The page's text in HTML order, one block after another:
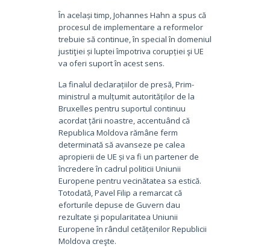
În același timp, Johannes Hahn a spus că
procesul de implementare a reformelor
trebuie să continue, în special în domeniul
justiţiei și luptei împotriva corupției şi UE
va oferi suport în acest sens.
La finalul declarațiilor de presă, Prim-
ministrul a mulțumit autorităților de la
Bruxelles pentru suportul continuu
acordat țării noastre, accentuând că
Republica Moldova rămâne ferm
determinată să avanseze pe calea
apropierii de UE și va fi un partener de
încredere în cadrul politicii Uniunii
Europene pentru vecinătatea sa estică.
Totodată, Pavel Filip a remarcat că
eforturile depuse de Guvern dau
rezultate şi popularitatea Uniunii
Europene în rândul cetățenilor Republicii
Moldova creşte.